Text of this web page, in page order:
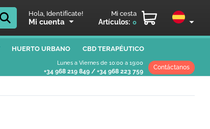
Hola, Identifícate!
Mi cuenta
Mi cesta
Artículos: 0
HUERTO URBANO CBD TERAPÉUTICO
Lunes a Viernes de 10:00 a 19:00
+34 968 219 849 / +34 968 223 759
Contáctanos